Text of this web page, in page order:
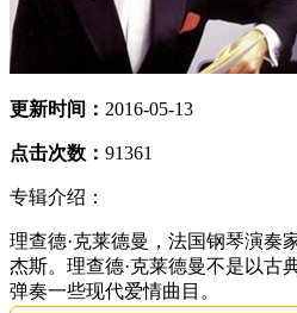
更新时间： 2016-05-13
点击次数： 91361
专辑介绍：
理查德·克莱德曼，法国钢琴演奏
杰斯。理查德·克莱德曼不是以古
弹奏一些现代爱情曲目。